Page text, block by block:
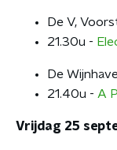
De V,
21.30u -
De
21.40u - A
Vrijdag 25